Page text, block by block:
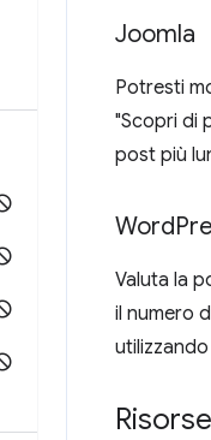
Joomla
Potresti
"Scopri di
post più
Word
Valuta la
il numero
Risorse